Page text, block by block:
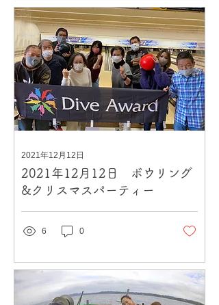
2021年12月12日
2021年12月12日 ボウリング
&クリスマスパーティー
6 0